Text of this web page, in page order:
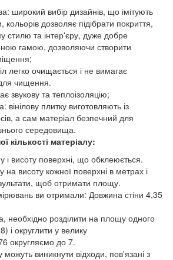
широкий вибір дизайнів, що імітують
кольорів дозволяє підібрати покриття,
стилю та інтер'єру, дуже добре
гамою, дозволяючи створити
легко очищається і не вимагає
чищення.
звукову та теплоізоляцію;
вінілову плитку виготовляють із
а сам матеріал безпечний для
середовища.
кількості матеріалу:
і висоту поверхні, що обклеюється.
висоту кожної поверхні в метрах і
щоб отримати площу.
ви отримали: Довжина стіни 4,35
розділити на площу одного
і округлити у велику
округляємо до 7.
виникнути відходи, пов'язані з